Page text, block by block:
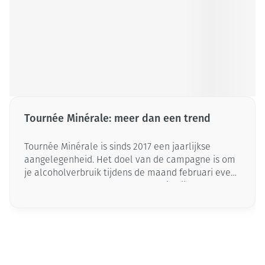
Tournée Minérale: meer dan een trend
Tournée Minérale is sinds 2017 een jaarlijkse
aangelegenheid. Het doel van de campagne is om
je alcoholverbruik tijdens de maand februari even